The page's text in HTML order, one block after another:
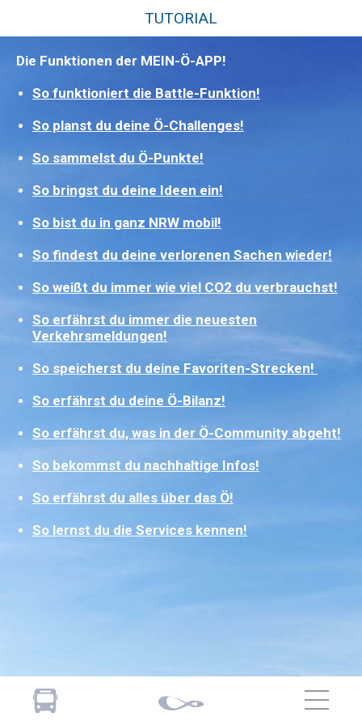
TUTORIAL
Die Funktionen der MEIN-Ö-APP!
So funktioniert die Battle-Funktion!
So planst du deine Ö-Challenges!
So sammelst du Ö-Punkte!
So bringst du deine Ideen ein!
So bist du in ganz NRW mobil!
So findest du deine verlorenen Sachen wieder!
So weißt du immer wie viel CO2 du verbrauchst!
So erfährst du immer die neuesten
Verkehrsmeldungen!
So speicherst du deine Favoriten-Strecken!
So erfährst du deine Ö-Bilanz!
So erfährst du, was in der Ö-Community abgeht!
So bekommst du nachhaltige Infos!
So erfährst du alles über das Ö!
So lernst du die Services kennen!